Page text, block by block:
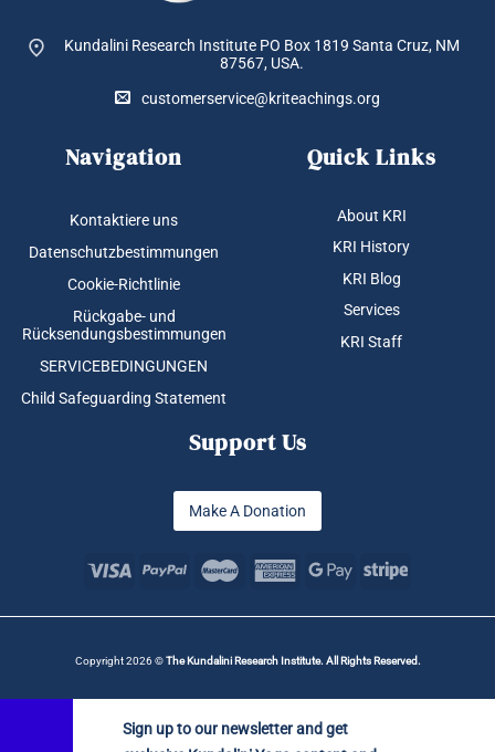
Kundalini Research Institute PO Box 1819 Santa Cruz, NM
87567, USA.
customerservice@kriteachings.org
Navigation
Kontaktiere uns
Datenschutzbestimmungen
Cookie-Richtlinie
Rückgabe- und
Rücksendungsbestimmungen
SERVICEBEDINGUNGEN
Child Safeguarding Statement
Quick Links
About KRI
KRI History
KRI Blog
Services
KRI Staff
Support Us
Make A Donation
Copyright 2026 ©The Kundalini Research Institute. All Rights Reserved.
Sign up to our newsletter and get